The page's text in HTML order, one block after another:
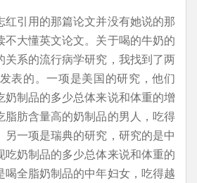
红引用的那篇论文并没有她说的那
不大懂英文论文。关于喝的牛奶的
关系的流行病学研究，我找到了两
表的。一项是美国的研究，他们
奶制品的多少总体来说和体重的增
脂肪含量高的奶制品的男人，吃得
另一项是瑞典的研究，研究的是中
吃奶制品的多少总体来说和体重的
喝全脂奶制品的中年妇女，吃得越